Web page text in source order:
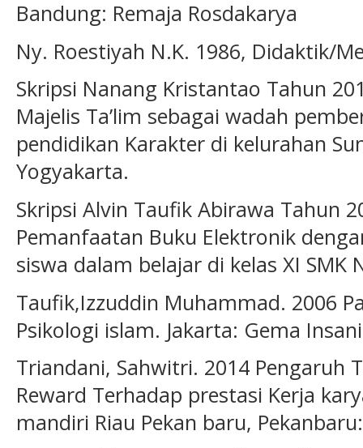
Bandung: Remaja Rosdakarya
Ny. Roestiyah N.K. 1986, Didaktik/
Skripsi Nanang Kristantao Tahun
Majelis Ta’lim sebagai wadah
pendidikan Karakter di kelurahan
Yogyakarta.
Skripsi Alvin Taufik Abirawa Tahun
Pemanfaatan Buku Elektronik
siswa dalam belajar di kelas XI SMK
Taufik,Izzuddin Muhammad. 2006
Psikologi islam. Jakarta: Gema Insani
Triandani, Sahwitri. 2014 Pengaruh
Reward Terhadap prestasi Kerja
mandiri Riau Pekan baru,